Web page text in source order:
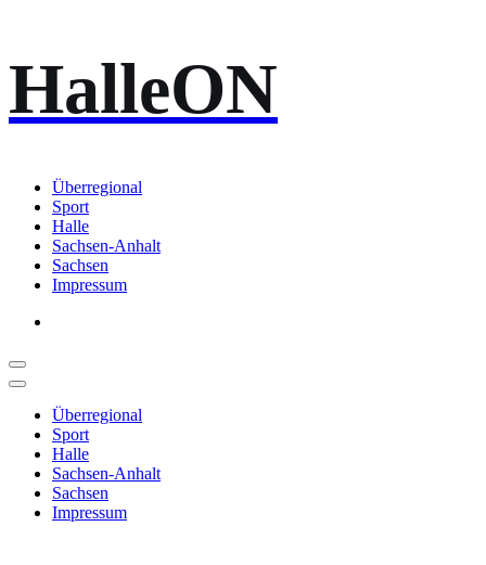
Inhalt
springen
HalleON
Überregional
Sport
Halle
Sachsen-Anhalt
Sachsen
Impressum
Überregional
Sport
Halle
Sachsen-Anhalt
Sachsen
Impressum